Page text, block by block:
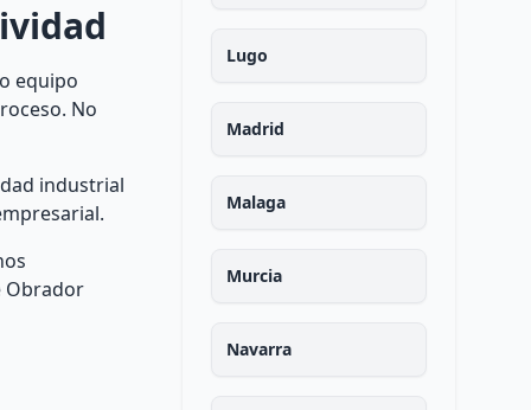
equipo
No
industrial
Obrador
Lugo
Madrid
Malaga
Murcia
Navarra